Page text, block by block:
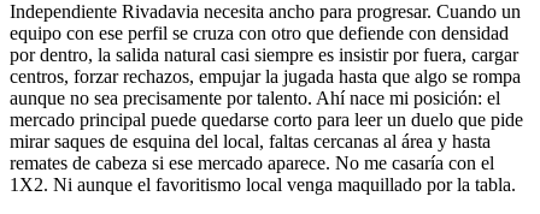
Independiente Rivadavia necesita ancho para progresar. Cuando un
equipo con ese perfil se cruza con otro que defiende con densidad
por dentro, la salida natural casi siempre es insistir por fuera, cargar
centros, forzar rechazos, empujar la jugada hasta que algo se rompa
aunque no sea precisamente por talento. Ahí nace mi posición: el
mercado principal puede quedarse corto para leer un duelo que pide
mirar saques de esquina del local, faltas cercanas al área y hasta
remates de cabeza si ese mercado aparece. No me casaría con el
1X2. Ni aunque el favoritismo local venga maquillado por la tabla.